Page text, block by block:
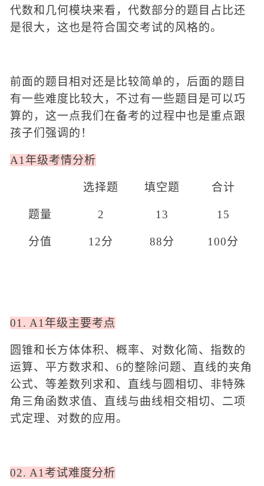
代数和几何模块来看， 代数部分的题目占比还
是很大 ，这也是符合国交考试的风格的。
前面的题目相对还是比较简单的，后面的题目
有一些难度比较大，不过有一些题目是可以巧
算的，这一点我们在备考的过程中也是重点跟
孩子们强调的！
A1年级考情分析
选择题 填空题 合计
题量 2 13 15
分值 12分 88分 100分
01. A1年级主要考点
圆锥和长方体体积、概率、对数化简、指数的
运算、平方数求和、 6的整除问题、直线的夹角
公式、等差数列求和、直线与圆相切、非特殊
角三角函数求值、直线与曲线相交相切、二项
式定理、对数的应用。
02. A1考试难度分析